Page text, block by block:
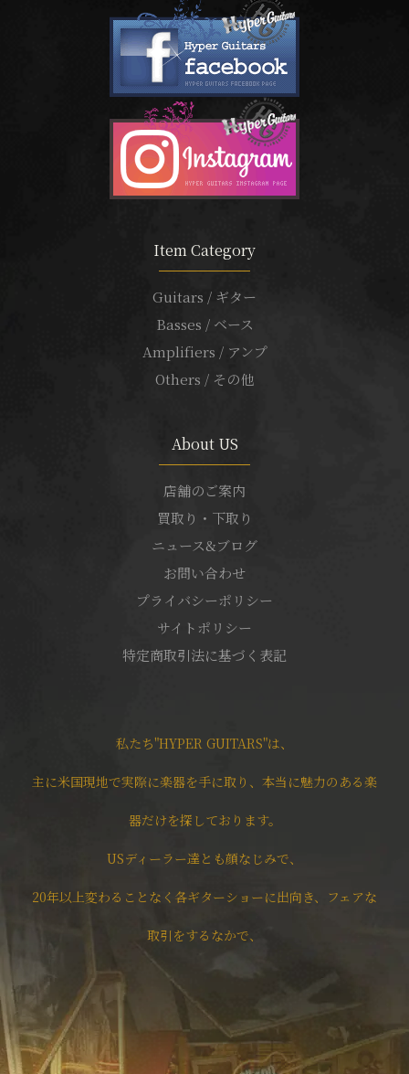
Item Category
Guitars / ギター
Basses / ベース
Amplifiers / アンプ
Others / その他
About US
店舗のご案内
買取り・下取り
ニュース&ブログ
お問い合わせ
プライバシーポリシー
サイトポリシー
特定商取引法に基づく表記
私たち"HYPER GUITARS"は、
主に米国現地で実際に楽器を手に取り、本当に魅力のある楽
器だけを探しております。
USディーラー達とも顔なじみで、
20年以上変わることなく各ギターショーに出向き、フェアな
取引をするなかで、